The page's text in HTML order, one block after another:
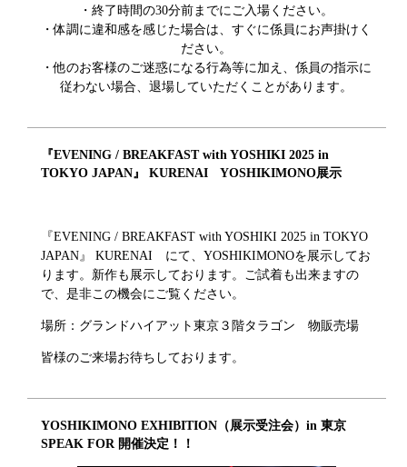
・終了時間の30分前までにご入場ください。
・体調に違和感を感じた場合は、すぐに係員にお声掛けく
ださい。
・他のお客様のご迷惑になる行為等に加え、係員の指示に
従わない場合、退場していただくことがあります。
『EVENING / BREAKFAST with YOSHIKI 2025 in
TOKYO JAPAN』 KURENAI YOSHIKIMONO展示
『EVENING / BREAKFAST with YOSHIKI 2025 in TOKYO
JAPAN』 KURENAI にて、YOSHIKIMONOを展示してお
ります。新作も展示しております。ご試着も出来ますの
で、是非この機会にご覧ください。
場所：グランドハイアット東京３階タラゴン 物販売場
皆様のご来場お待ちしております。
YOSHIKIMONO EXHIBITION（展示受注会）in 東京
SPEAK FOR 開催決定！！